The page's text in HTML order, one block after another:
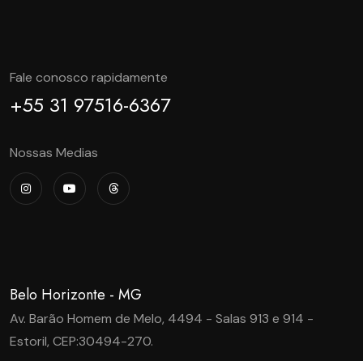
Fale conosco rapidamente
+55 31 97516-6367
Nossas Medias
Belo Horizonte - MG
Av. Barão Homem de Melo, 4494 - Salas 913 e 914 -
Estoril, CEP:30494-270.